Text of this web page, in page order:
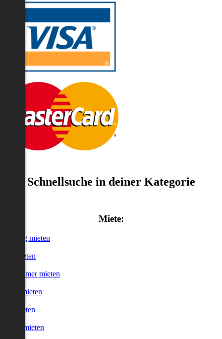
Schnellsuche in deiner Kategorie
Miete:
mieten
mieten
Zimmer mieten
mieten
mieten